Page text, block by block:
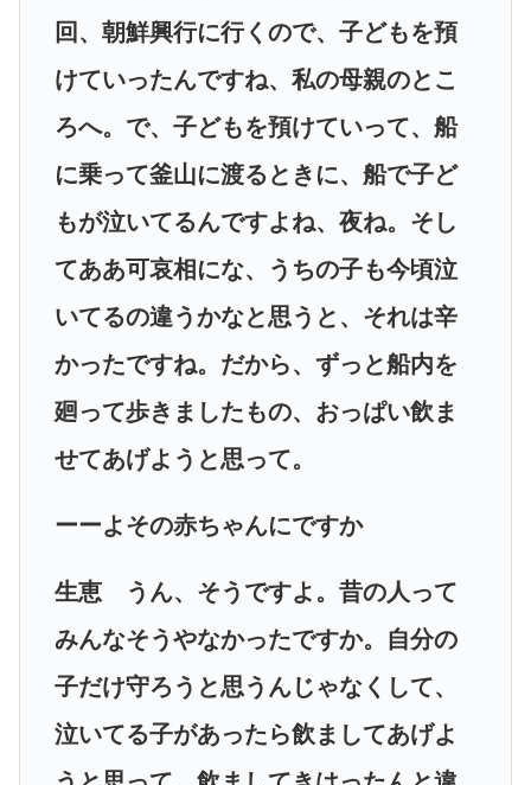
回、朝鮮興行に行くので、子どもを預
けていったんですね、私の母親のとこ
ろへ。で、子どもを預けていって、船
に乗って釜山に渡るときに、船で子ど
もが泣いてるんですよね、夜ね。そし
てああ可哀相にな、うちの子も今頃泣
いてるの違うかなと思うと、それは辛
かったですね。だから、ずっと船内を
廻って歩きましたもの、おっぱい飲ま
せてあげようと思って。
ーーよその赤ちゃんにですか
生恵 うん、そうですよ。昔の人って
みんなそうやなかったですか。自分の
子だけ守ろうと思うんじゃなくして、
泣いてる子があったら飲ましてあげよ